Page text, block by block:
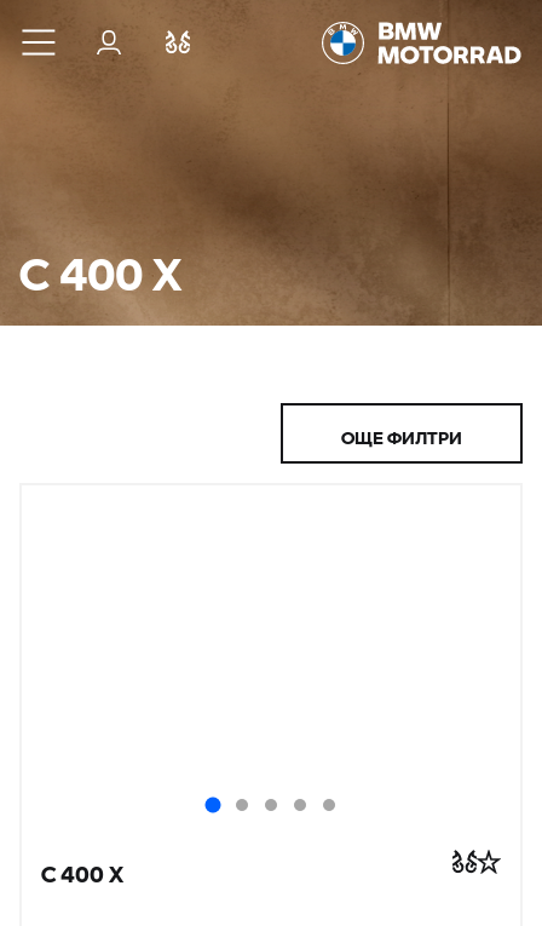
Към основното съдържание
Вход
C 400 X
ОЩЕ ФИЛТРИ
C 400 X